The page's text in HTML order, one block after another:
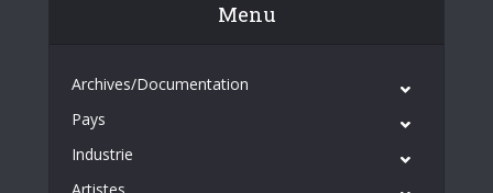
Menu
Archives/Documentation
Pays
Industrie